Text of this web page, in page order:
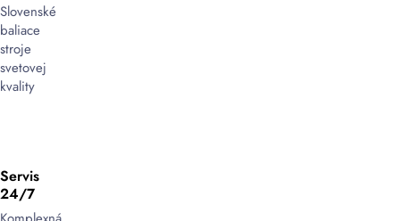
Slovenské
baliace
stroje
svetovej
kvality
Servis
24/7